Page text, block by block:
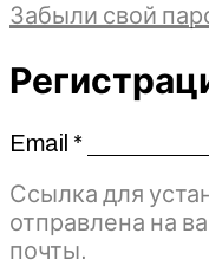
Забыли свой
Email *
Ссылка для
отправлена ​​на
почты.